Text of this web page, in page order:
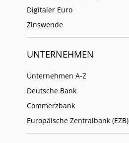
Digitaler Euro
Zinswende
UNTERNEHMEN
Unternehmen A-Z
Deutsche Bank
Commerzbank
Europäische Zentralbank (EZB)